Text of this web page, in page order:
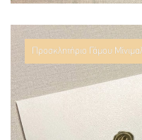
Προσκλητήριο Γάμου